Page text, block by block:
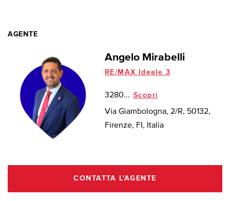
AGENTE
Angelo Mirabelli
RE/MAX Ideale 3
3280... Scopri
Via Giambologna, 2/R, 50132,
Firenze, FI, Italia
CONTATTA L'AGENTE